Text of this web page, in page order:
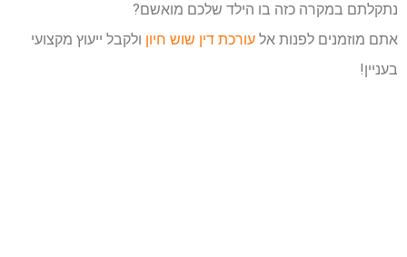
נתקלתם במקרה כזה בו הילד שלכם מואשם?
אתם מוזמנים לפנות אל עורכת דין שוש חיון ולקבל ייעוץ מקצועי
בעניין!